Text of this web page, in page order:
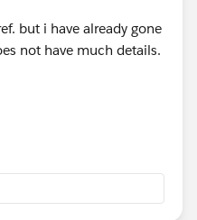
but i have already gone
not have much details.